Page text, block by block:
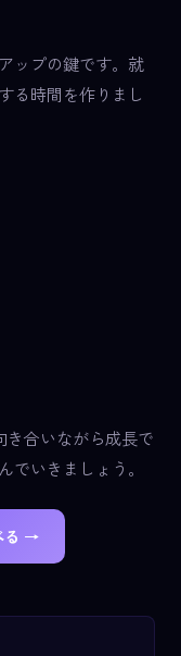
ップの鍵です。就
る時間を作りまし
き合いながら成長で
でいきましょう。
る →